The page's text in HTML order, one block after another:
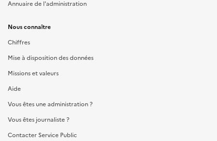
Annuaire de l'administration
Nous connaître
Chiffres
Mise à disposition des données
Missions et valeurs
Aide
Vous êtes une administration ?
Vous êtes journaliste ?
Contacter Service Public